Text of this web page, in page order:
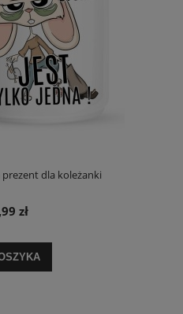
dla koleżanki
zł